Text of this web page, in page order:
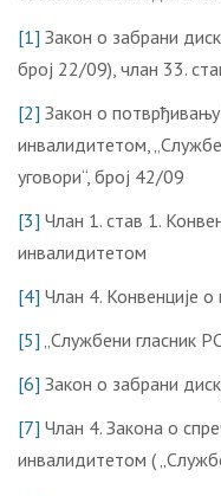
[1] Закон о забрани
број 22/09), члан 33.
[2] Закон о
инвалидитетом,
уговори“, број 42/09
[3] Члан 1. став 1.
инвалидитетом
[4] Члан 4. Конвенције
[5] „Службени гласник
[6] Закон о забрани
[7] Члан 4. Закона о
инвалидитетом (